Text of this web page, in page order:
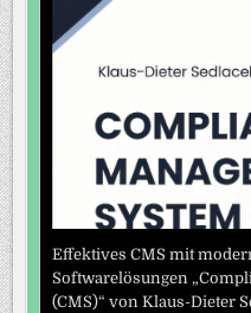
Effektives CMS mit
Softwarelösungen
(CMS)“ von Klaus-Dieter